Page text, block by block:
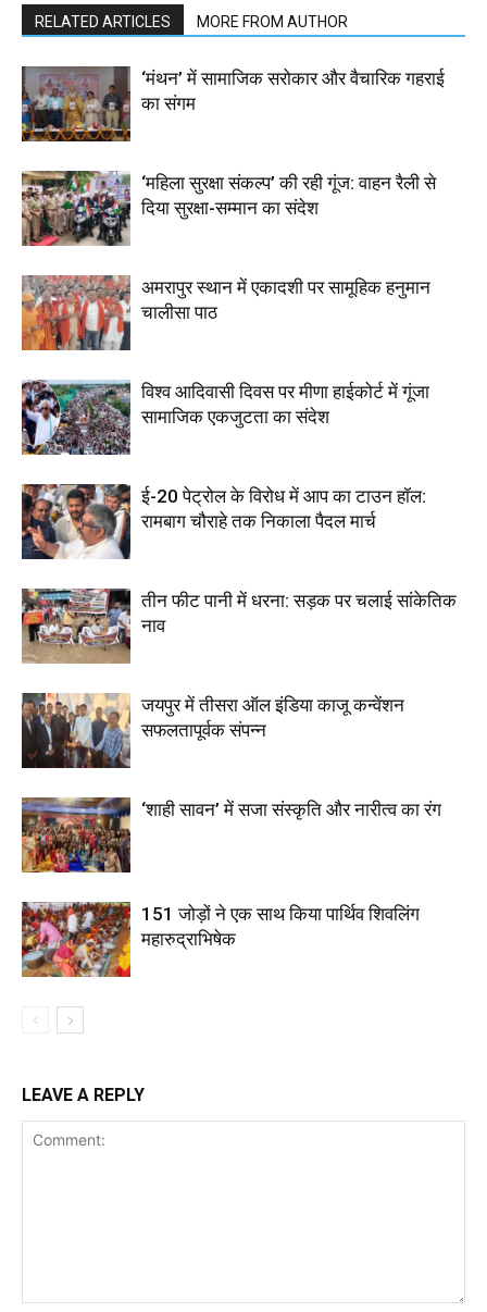
RELATED ARTICLES MORE FROM AUTHOR
‘मंथन’ में सामाजिक सरोकार और वैचारिक गहराई
का संगम
‘महिला सुरक्षा संकल्प’ की रही गूंज: वाहन रैली से
दिया सुरक्षा-सम्मान का संदेश
अमरापुर स्थान में एकादशी पर सामूहिक हनुमान
चालीसा पाठ
विश्व आदिवासी दिवस पर मीणा हाईकोर्ट में गूंजा
सामाजिक एकजुटता का संदेश
ई-20 पेट्रोल के विरोध में आप का टाउन हॉल:
रामबाग चौराहे तक निकाला पैदल मार्च
तीन फीट पानी में धरना: सड़क पर चलाई सांकेतिक
नाव
जयपुर में तीसरा ऑल इंडिया काजू कन्वेंशन
सफलतापूर्वक संपन्न
‘शाही सावन’ में सजा संस्कृति और नारीत्व का रंग
151 जोड़ों ने एक साथ किया पार्थिव शिवलिंग
महारुद्राभिषेक
LEAVE A REPLY